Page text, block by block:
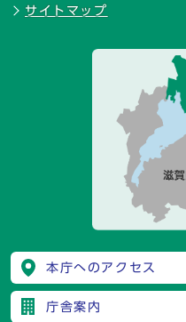
サイトマップ
本庁へのアクセス
庁舎案内